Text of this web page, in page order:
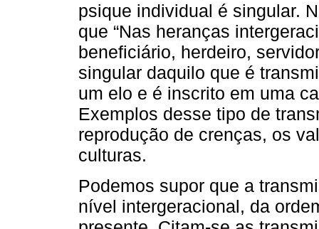
psique individual é singular.
que “Nas heranças
beneficiário, herdeiro,
singular daquilo que é
um elo e é inscrito em uma
Exemplos desse tipo de
reprodução de crenças, os
culturas.
Podemos supor que a
nível intergeracional, da